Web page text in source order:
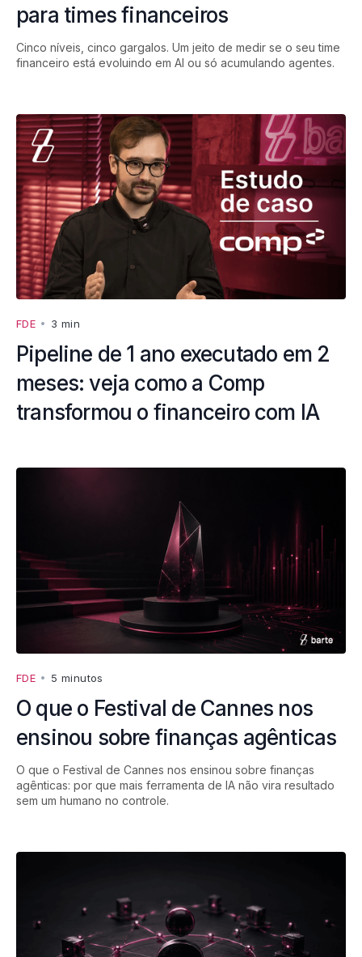
para times financeiros
Cinco níveis, cinco gargalos. Um jeito de medir se o seu time
financeiro está evoluindo em AI ou só acumulando agentes.
FDE • 3 min
Pipeline de 1 ano executado em 2
meses: veja como a Comp
transformou o financeiro com IA
FDE • 5 minutos
O que o Festival de Cannes nos
ensinou sobre finanças agênticas
O que o Festival de Cannes nos ensinou sobre finanças
agênticas: por que mais ferramenta de IA não vira resultado
sem um humano no controle.